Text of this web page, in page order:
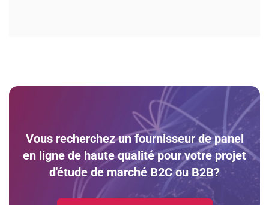
Vous recherchez un fournisseur de panel
en ligne de haute qualité pour votre projet
d'étude de marché B2C ou B2B?